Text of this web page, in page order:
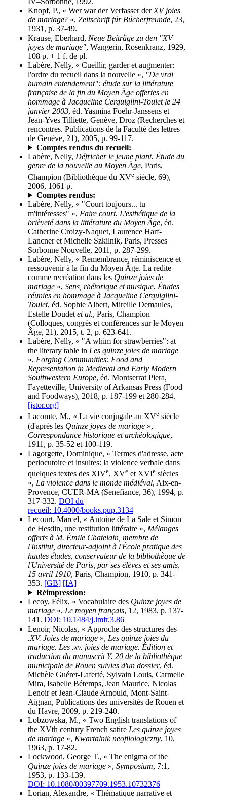
Knopf, P., « Wer war der Verfasser der XV joies
de mariage? », Zeitschrift für Bücherfreunde, 23,
1931, p. 37-49.
Krause, Eberhard, Neue Beiträge zu den "XV
joyes de mariage", Wangerin, Rosenkranz, 1929,
108 p. + 1 f. de pl.
Labère, Nelly, « Cueillir, garder et augmenter:
l'ordre du recueil dans la nouvelle », "De vrai
humain entendement": étude sur la littérature
française de la fin du Moyen Âge offertes en
hommage à Jacqueline Cerquiglini-Toulet le 24
janvier 2003, éd. Yasmina Foehr-Janssens et
Jean-Yves Tilliette, Genève, Droz (Recherches et
rencontres. Publications de la Faculté des lettres
de Genève, 21), 2005, p. 99-117.
Comptes rendus du recueil:
Labère, Nelly, Défricher le jeune plant. Étude du
genre de la nouvelle au Moyen Âge, Paris,
Champion (Bibliothèque du XVe siècle, 69),
2006, 1061 p.
Comptes rendus:
Labère, Nelly, « "Court toujours... tu
m'intéresses" », Faire court. L'esthétique de la
brièveté dans la littérature du Moyen Âge, éd.
Catherine Croizy-Naquet, Laurence Harf-
Lancner et Michelle Szkilnik, Paris, Presses
Sorbonne Nouvelle, 2011, p. 287-299.
Labère, Nelly, « Remembrance, réminiscence et
ressouvenir à la fin du Moyen Âge. La redite
comme recréation dans les Quinze joies de
mariage », Sens, rhétorique et musique. Études
réunies en hommage à Jacqueline Cerquiglini-
Toulet, éd. Sophie Albert, Mireille Demaules,
Estelle Doudet et al., Paris, Champion
(Colloques, congrès et conférences sur le Moyen
Âge, 21), 2015, t. 2, p. 623-641.
Labère, Nelly, « "A whim for strawberries": at
the literary table in Les quinze joies de mariage
», Forging Communities: Food and
Representation in Medieval and Early Modern
Southwestern Europe, éd. Montserrat Piera,
Fayetteville, University of Arkansas Press (Food
and Foodways), 2018, p. 187-199 et 280-284.
[jstor.org]
Lacomte, M., « La vie conjugale au XVe siècle
(d'après les Quinze joyes de mariage »,
Correspondance historique et archéologique,
1911, p. 35-52 et 100-119.
Lagorgette, Dominique, « Termes d'adresse, acte
perlocutoire et insultes: la violence verbale dans
quelques textes des XIVe, XVe et XVIe siècles
», La violence dans le monde médiéval, Aix-en-
Provence, CUER-MA (Senefiance, 36), 1994, p.
317-332. DOI du
recueil: 10.4000/books.pup.3134
Lecourt, Marcel, « Antoine de La Sale et Simon
de Hesdin, une restitution littéraire », Mélanges
offerts à M. Émile Chatelain, membre de
l'Institut, directeur-adjoint à l'École pratique des
hautes études, conservateur de la bibliothèque de
l'Université de Paris, par ses élèves et ses amis,
15 avril 1910, Paris, Champion, 1910, p. 341-
353. [GB] [IA]
Réimpression:
Lecoy, Félix, « Vocabulaire des Quinze joyes de
mariage », Le moyen français, 12, 1983, p. 137-
141. DOI: 10.1484/j.lmfr.3.86
Lenoir, Nicolas, « Approche des structures des
.XV. Joies de mariage », Les quinze joies du
mariage. Les .xv. joies de mariage. Édition et
traduction du manuscrit Y. 20 de la bibliothèque
municipale de Rouen suivies d'un dossier, éd.
Michèle Guéret-Laferté, Sylvain Louis, Carmelle
Mira, Isabelle Bétemps, Jean Maurice, Nicolas
Lenoir et Jean-Claude Arnould, Mont-Saint-
Aignan, Publications des universités de Rouen et
du Havre, 2009, p. 219-240.
Lobzowska, M., « Two English translations of
the XVth century French satire Les quinze joyes
de mariage », Kwartalnik neofilologiczny, 10,
1963, p. 17-82.
Lockwood, George T., « The enigma of the
Quinze joies de mariage », Symposium, 7:1,
1953, p. 133-139.
DOI: 10.1080/00397709.1953.10732376
Lorian, Alexandre, « Thématique narrative et